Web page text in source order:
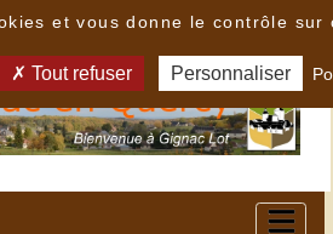
et vous donne le contrôle sur
Tout refuser Personnaliser